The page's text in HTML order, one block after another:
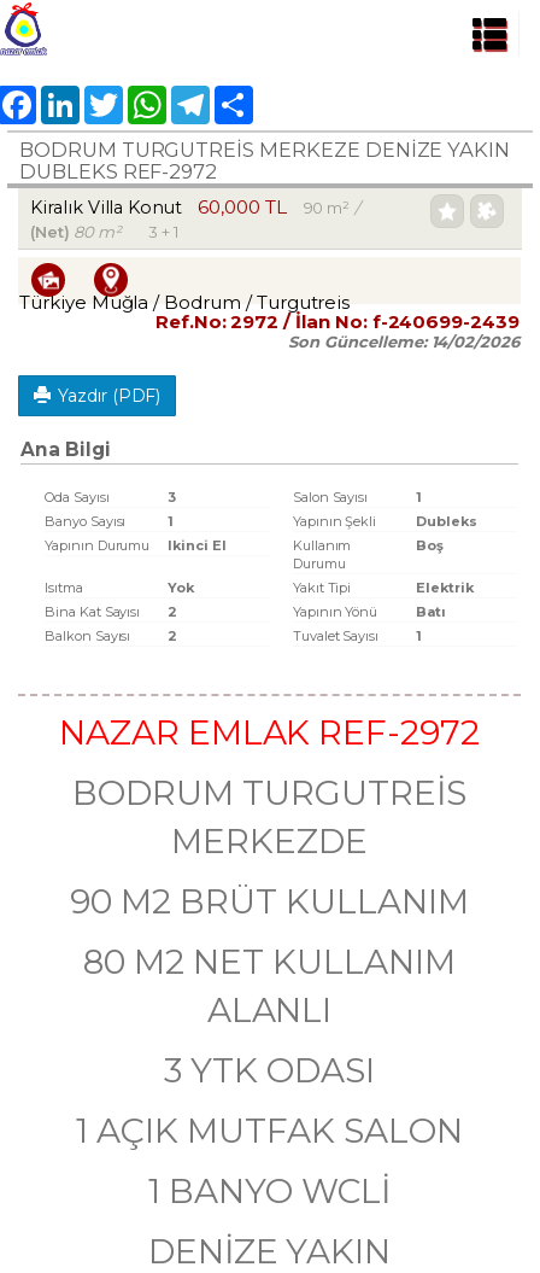
FacebookLinkedInTwitter WhatsAppTelegram
BODRUM TURGUTREİS MERKEZE DENİZE YAKIN
DUBLEKS REF-2972
Kiralık Villa Konut 60,000 TL 90 m² /
(Net) 80 m² 3 + 1
Türkiye Muğla / Bodrum / Turgutreis
Ref.No:2972 / İlan No: f-240699-2439
Son Güncelleme: 14/02/2026
Yazdır (PDF)
Ana Bilgi
Oda Sayısı 3 Salon Sayısı
1
Banyo Sayısı
1 Yapının Şekli
Dubleks
Yapının Durumu
Ikinci El
Kullanım
Durumu
Boş
Isıtma Yok Yakıt Tipi
Elektrik
Bina Kat Sayısı
2 Yapının Yönü
Batı
Balkon Sayısı
2 Tuvalet Sayısı 1
NAZAR EMLAK REF-2972
BODRUM TURGUTREİS
MERKEZDE
90 M2 BRÜT KULLANIM
80 M2 NET KULLANIM
ALANLI
3 YTK ODASI
1 AÇIK MUTFAK SALON
1 BANYO WCLİ
DENİZE YAKIN